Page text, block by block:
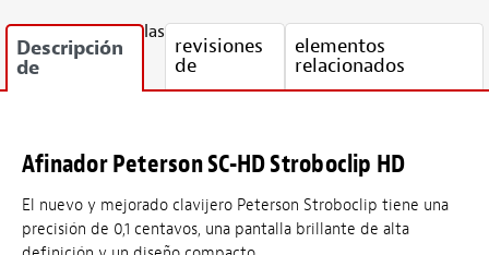
Descripción
de
las
revisiones
de
elementos
relacionados
Afinador Peterson SC-HD Stroboclip HD
El nuevo y mejorado clavijero Peterson Stroboclip tiene una
precisión de 0,1 centavos, una pantalla brillante de alta